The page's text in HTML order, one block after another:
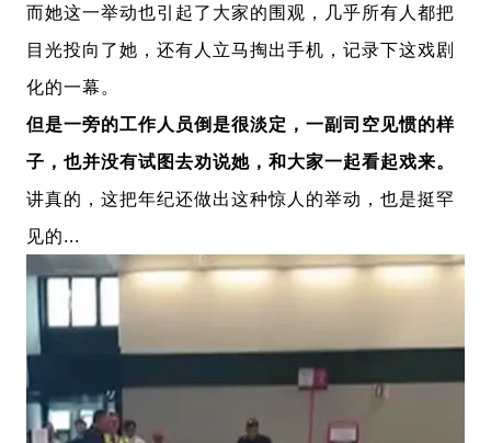
而她这一举动也引起了大家的围观，几乎所有人都把
目光投向了她，还有人立马掏出手机，记录下这戏剧
化的一幕。
但是一旁的工作人员倒是很淡定，一副司空见惯的样
子，也并没有试图去劝说她，和大家一起看起戏来。
讲真的，这把年纪还做出这种惊人的举动，也是挺罕
见的...